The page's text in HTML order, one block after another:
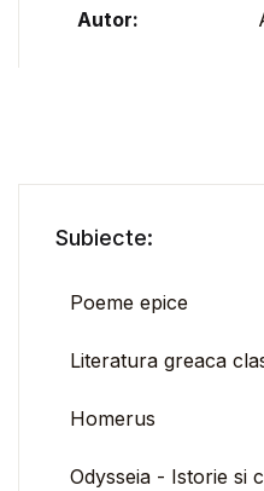
Autor:
Subiecte:
Poeme epice
Literatura greaca
Homerus
Odysseia - Istorie si